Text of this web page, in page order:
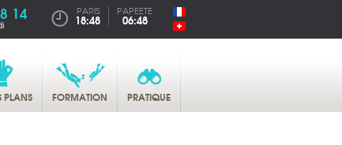
14 PARIS
18:48
PAPEETE
06:48
PLANS FORMATION PRATIQUE